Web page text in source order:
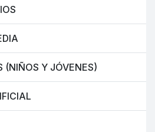
(NIÑOS Y JÓVENES)